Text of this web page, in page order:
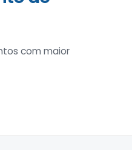
com maior